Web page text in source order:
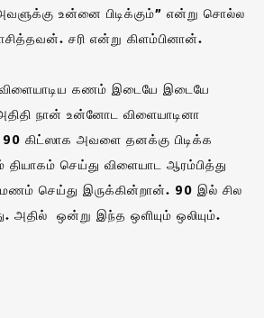
உன்னை பிடிக்கும்” என்று சொல்ல
சரி என்று கிளம்பினான்.
கணம் இடையே இடையே
நான் உன்னோட விளையாடினா
90 கிட்ஸாக அவளை தனக்கு பிடிக்க
தியாகம் செய்து விளையாட ஆரம்பித்து
செய்து இருக்கின்றான். 90 இல் சில
அதில் ஒன்று இந்த ஒளியும் ஒலியும்.